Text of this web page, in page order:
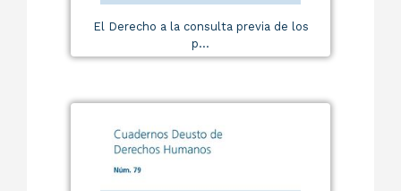
El Derecho a la consulta previa de los
p...